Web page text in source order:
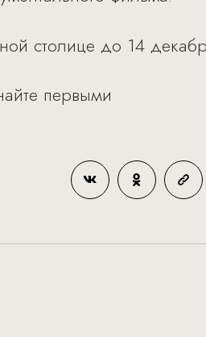
столице до 14
первыми